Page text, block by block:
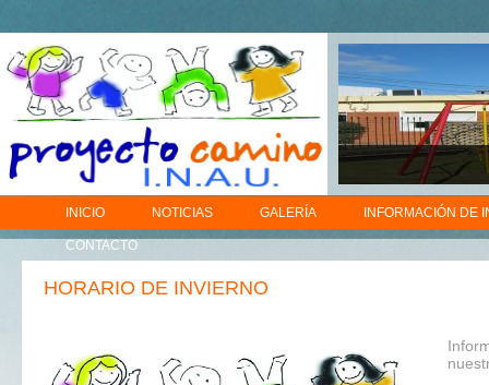
INICIO NOTICIAS GALERÍA INFORMACIÓN DE
CONTACTO
HORARIO DE INVIERNO